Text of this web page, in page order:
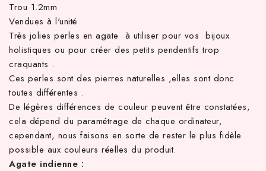
d'achat hors frais de port en France métropolitaine ! À
Trou 1.2mm
Vendues à l'unité
Très jolies perles en agate à utiliser pour vos bijoux
holistiques ou pour créer des petits pendentifs trop
craquants .
Ces perles sont des pierres naturelles ,elles sont donc
toutes différentes .
De légères différences de couleur peuvent être constatées,
cela dépend du paramétrage de chaque ordinateur,
cependant, nous faisons en sorte de rester le plus fidèle
possible aux couleurs réelles du produit.
Agate indienne :